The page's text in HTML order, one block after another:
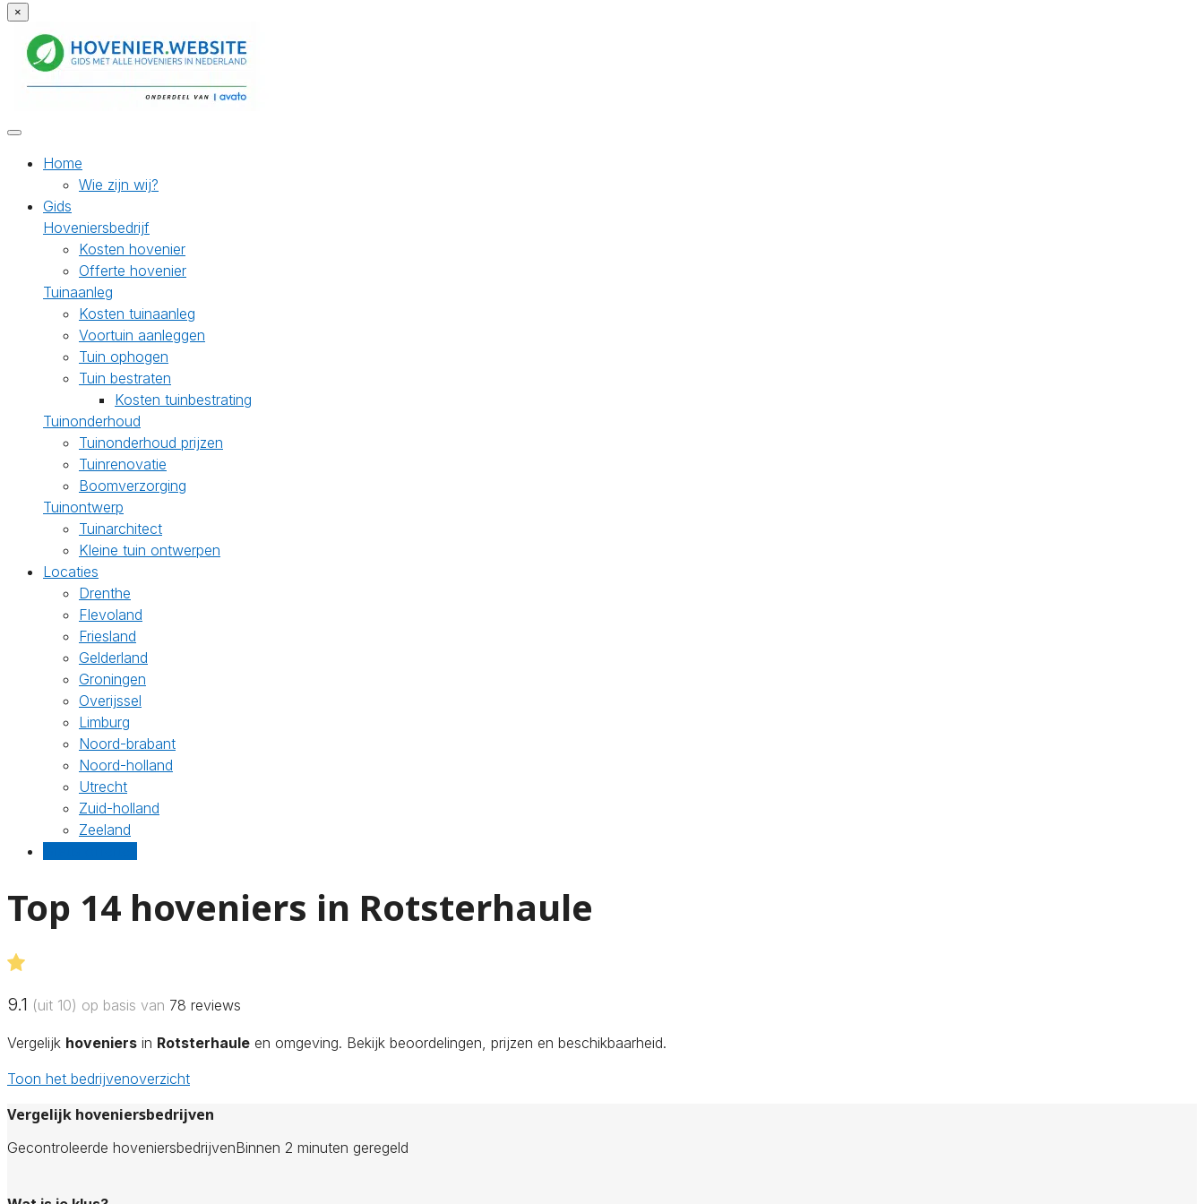
×
Home
Wie zijn wij?
Gids
Hoveniersbedrijf
Kosten hovenier
Offerte hovenier
Tuinaanleg
Kosten tuinaanleg
Voortuin aanleggen
Tuin ophogen
Tuin bestraten
Kosten tuinbestrating
Tuinonderhoud
Tuinonderhoud prijzen
Tuinrenovatie
Boomverzorging
Tuinontwerp
Tuinarchitect
Kleine tuin ontwerpen
Locaties
Drenthe
Flevoland
Friesland
Gelderland
Groningen
Overijssel
Limburg
Noord-brabant
Noord-holland
Utrecht
Zuid-holland
Zeeland
Top 14 hoveniers in Rotsterhaule
9.1 (uit 10) op basis van 78 reviews
Vergelijk hoveniers in Rotsterhaule en omgeving. Bekijk beoordelingen, prijzen en beschikbaarheid.
Toon het bedrijvenoverzicht
Vergelijk hoveniersbedrijven
Gecontroleerde hoveniersbedrijvenBinnen 2 minuten geregeld